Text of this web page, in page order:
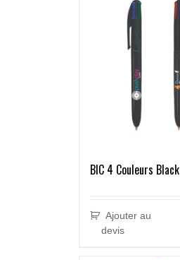
BIC 4 Couleurs Black
Ajouter au
devis